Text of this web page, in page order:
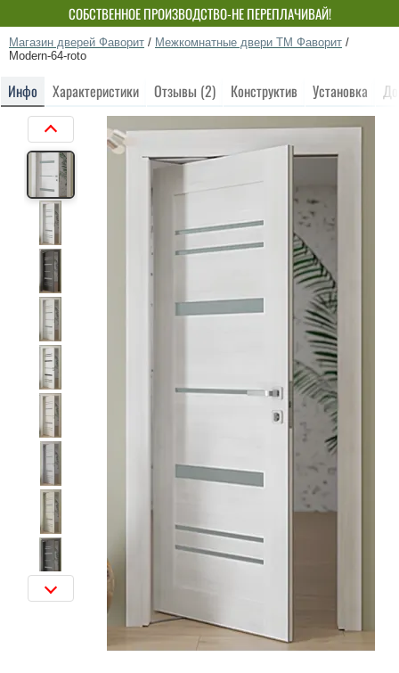
СОБСТВЕННОЕ ПРОИЗВОДСТВО-НЕ ПЕРЕПЛАЧИВАЙ!
Магазин дверей Фаворит / Межкомнатные двери ТМ Фаворит /
Modern-64-roto
Инфо Характеристики Отзывы (2) Конструктив Установка